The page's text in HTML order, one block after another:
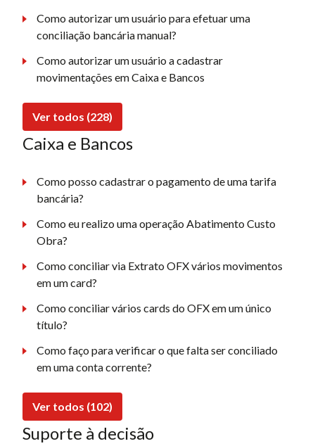
Como autorizar um usuário para efetuar uma
conciliação bancária manual?
Como autorizar um usuário a cadastrar
movimentações em Caixa e Bancos
Ver todos (228)
Caixa e Bancos
Como posso cadastrar o pagamento de uma tarifa
bancária?
Como eu realizo uma operação Abatimento Custo
Obra?
Como conciliar via Extrato OFX vários movimentos
em um card?
Como conciliar vários cards do OFX em um único
título?
Como faço para verificar o que falta ser conciliado
em uma conta corrente?
Ver todos (102)
Suporte à decisão